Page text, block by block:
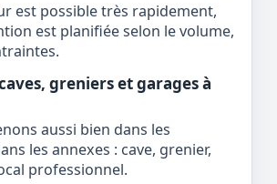
est possible très rapidement,
est planifiée selon le volume,
greniers et garages à
aussi bien dans les
les annexes : cave, grenier,
professionnel.